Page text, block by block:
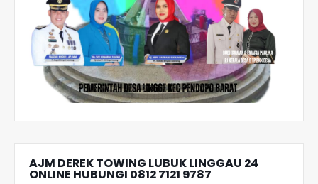
AJM DEREK TOWING LUBUK LINGGAU 24
ONLINE HUBUNGI 0812 7121 9787